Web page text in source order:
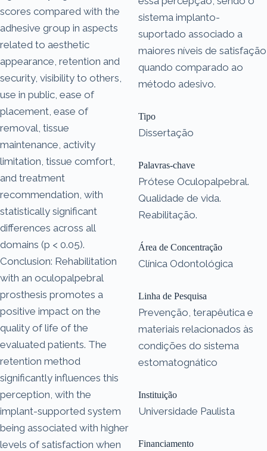
scores compared with the
adhesive group in aspects
related to aesthetic
appearance, retention and
security, visibility to others,
use in public, ease of
placement, ease of
removal, tissue
maintenance, activity
limitation, tissue comfort,
and treatment
recommendation, with
statistically significant
differences across all
domains (p < 0.05).
Conclusion: Rehabilitation
with an oculopalpebral
prosthesis promotes a
positive impact on the
quality of life of the
evaluated patients. The
retention method
significantly influences this
perception, with the
implant-supported system
being associated with higher
levels of satisfaction when
sistema implanto-
suportado associado a
maiores níveis de satisfação
quando comparado ao
método adesivo.
Tipo
Dissertação
Palavras-chave
Prótese Oculopalpebral.
Qualidade de vida.
Reabilitação.
Área de Concentração
Clínica Odontológica
Linha de Pesquisa
Prevenção, terapêutica e
materiais relacionados às
condições do sistema
estomatognático
Instituição
Universidade Paulista
Financiamento